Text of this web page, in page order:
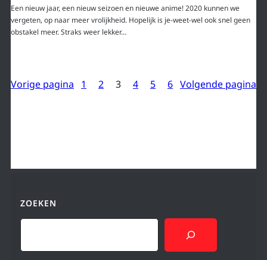
Een nieuw jaar, een nieuw seizoen en nieuwe anime! 2020 kunnen we
vergeten, op naar meer vrolijkheid. Hopelijk is je-weet-wel ook snel geen
obstakel meer. Straks weer lekker…
Vorige pagina 1 2 3 4 5 6 Volgende pagina
ZOEKEN
Search